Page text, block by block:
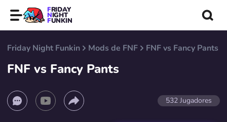
FRIDAY
NIGHT
FUNKIN
Friday Night Funkin Mods de FNF FNF vs Fancy Pants
FNF vs Fancy Pants
532 Jugadores